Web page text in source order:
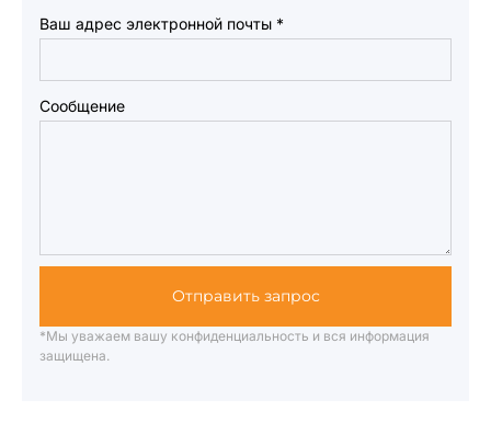
Ваш адрес электронной почты *
Сообщение
Отправить запрос
*Мы уважаем вашу конфиденциальность и вся информация
защищена.